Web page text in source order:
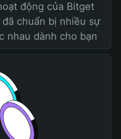
động của Bitget
chuẩn bị nhiều sự
nhau dành cho bạn